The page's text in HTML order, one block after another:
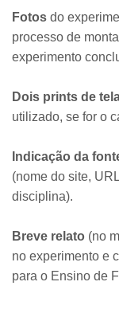
Fotos do
processo de
experimento
Dois prints de
utilizado, se for o
Indicação da
(nome do site,
disciplina).
Breve relato (no
no experimento e
para o Ensino de